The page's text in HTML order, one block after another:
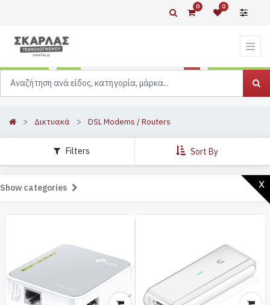
0 0
Δικτυακά DSL Modems / Routers
Filters Sort By
x
Show categories